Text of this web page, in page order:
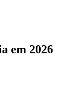
em 2026